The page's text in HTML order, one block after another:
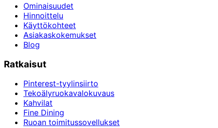
Ominaisuudet
Hinnoittelu
Käyttökohteet
Asiakaskokemukset
Blog
Ratkaisut
Pinterest-tyylinsiirto
Tekoälyruokavalokuvaus
Kahvilat
Fine Dining
Ruoan toimitussovellukset